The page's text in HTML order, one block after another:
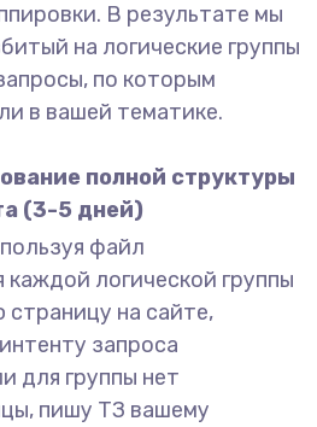
В результате мы
на логические группы
по которым
в вашей тематике.
полной структуры
(3-5 дней)
файл
каждой логической группы
на сайте,
запроса
для группы нет
пишу ТЗ вашему